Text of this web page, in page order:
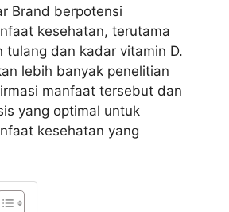
Brand berpotensi
kesehatan, terutama
tulang dan kadar vitamin D.
lebih banyak penelitian
manfaat tersebut dan
yang optimal untuk
kesehatan yang